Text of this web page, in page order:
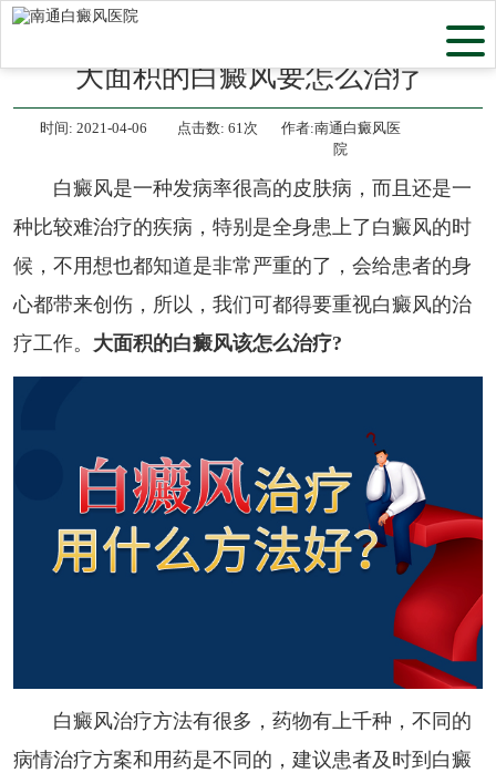
大面积的白癜风要怎么治疗
时间: 2021-04-06 点击数: 61次
作者:南通白癜风医
院
白癜风是一种发病率很高的皮肤病，而且还是一
种比较难治疗的疾病，特别是全身患上了白癜风的时
候，不用想也都知道是非常严重的了，会给患者的身
心都带来创伤，所以，我们可都得要重视白癜风的治
疗工作。 大面积的白癜风该怎么治疗?
白癜风治疗方法有很多，药物有上千种，不同的
病情治疗方案和用药是不同的，建议患者及时到白癜